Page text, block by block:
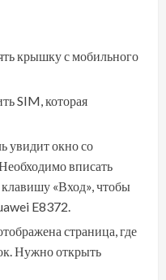
крышку с мобильного
SIM, которая
увидит окно со
вписать
«Вход», чтобы
E8372.
страница, где
Нужно открыть